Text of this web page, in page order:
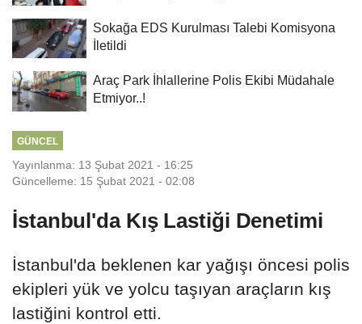
Sokağa EDS Kurulması Talebi Komisyona
İletildi
Araç Park İhlallerine Polis Ekibi Müdahale
Etmiyor..!
GÜNCEL
Yayınlanma: 13 Şubat 2021 - 16:25
Güncelleme: 15 Şubat 2021 - 02:08
İstanbul'da Kış Lastiği Denetimi
İstanbul'da beklenen kar yağışı öncesi polis
ekipleri yük ve yolcu taşıyan araçların kış
lastiğini kontrol etti.